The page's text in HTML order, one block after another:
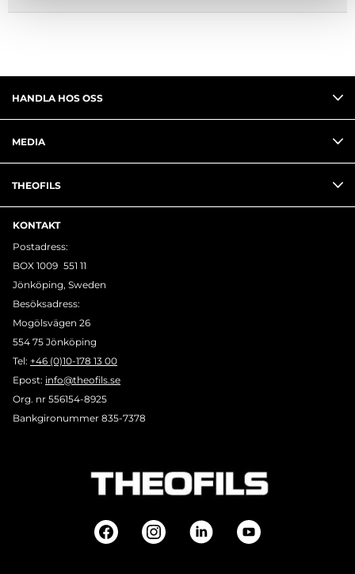
HANDLA HOS OSS
MEDIA
THEOFILS
KONTAKT
Postadress:
BOX 1009 551 11
Jönköping, Sweden
Besöksadress:
Mogölsvägen 26
554 75 Jönköping
Tel: +46 (0)10-178 13 00
Epost: info@theofils.se
Org. nr 556154-8925
Bankgironummer 835-7378